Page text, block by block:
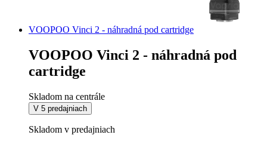
VOOPOO Vinci 2 - náhradná pod cartridge
VOOPOO Vinci 2 - náhradná pod
cartridge
Skladom na centrále
V 5 predajniach
Skladom v predajniach